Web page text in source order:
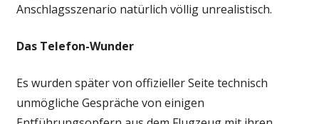
Anschlagsszenario natürlich völlig unrealistisch.
Das Telefon-Wunder
Es wurden später von offizieller Seite technisch
unmögliche Gespräche von einigen